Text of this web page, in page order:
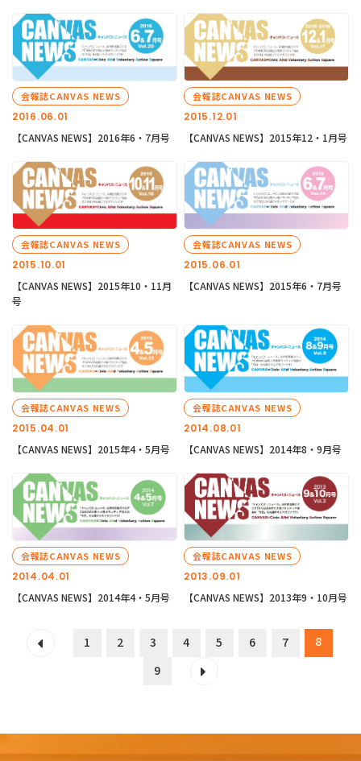
2016.06.01
会報誌CANVAS NEWS
【CANVAS NEWS】2016年6・7月号
2015.12.01
会報誌CANVAS NEWS
【CANVAS NEWS】2015年12・1月号
2015.10.01
会報誌CANVAS NEWS
【CANVAS NEWS】2015年10・11月
号
2015.06.01
会報誌CANVAS NEWS
【CANVAS NEWS】2015年6・7月号
2015.04.01
会報誌CANVAS NEWS
【CANVAS NEWS】2015年4・5月号
2014.08.01
会報誌CANVAS NEWS
【CANVAS NEWS】2014年8・9月号
2014.04.01
会報誌CANVAS NEWS
【CANVAS NEWS】2014年4・5月号
2013.09.01
会報誌CANVAS NEWS
【CANVAS NEWS】2013年9・10月号
1 2 3 4 5 6 7
8
9